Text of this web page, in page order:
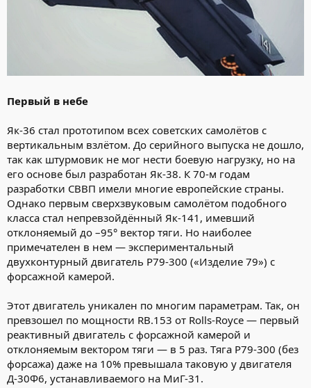
Первый в небе
Як-36 стал прототипом всех советских самолётов с
вертикальным взлётом. До серийного выпуска не дошло,
так как штурмовик не мог нести боевую нагрузку, но на
его основе был разработан Як-38. К 70-м годам
разработки СВВП имели многие европейские страны.
Однако первым сверхзвуковым самолётом подобного
класса стал непревзойдённый Як-141, имевший
отклоняемый до –95° вектор тяги. Но наиболее
примечателен в нем — экспериментальный
двухконтурный двигатель P79-300 («Изделие 79») с
форсажной камерой.
Этот двигатель уникален по многим параметрам. Так, он
превзошел по мощности RB.153 от Rolls-Royce — первый
реактивный двигатель с форсажной камерой и
отклоняемым вектором тяги — в 5 раз. Тяга P79-300 (без
форсажа) даже на 10% превышала таковую у двигателя
Д-30Ф6, устанавливаемого на МиГ-31.